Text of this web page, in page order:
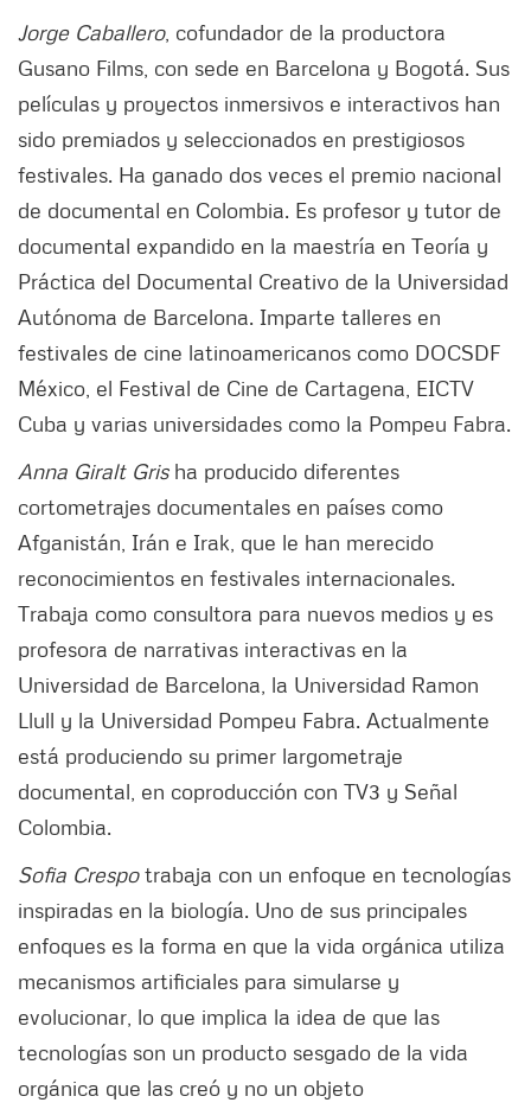
Jorge Caballero, cofundador de la productora
Gusano Films, con sede en Barcelona y Bogotá. Sus
películas y proyectos inmersivos e interactivos han
sido premiados y seleccionados en prestigiosos
festivales. Ha ganado dos veces el premio nacional
de documental en Colombia. Es profesor y tutor de
documental expandido en la maestría en Teoría y
Práctica del Documental Creativo de la Universidad
Autónoma de Barcelona. Imparte talleres en
festivales de cine latinoamericanos como DOCSDF
México, el Festival de Cine de Cartagena, EICTV
Cuba y varias universidades como la Pompeu Fabra.
Anna Giralt Gris ha producido diferentes
cortometrajes documentales en países como
Afganistán, Irán e Irak, que le han merecido
reconocimientos en festivales internacionales.
Trabaja como consultora para nuevos medios y es
profesora de narrativas interactivas en la
Universidad de Barcelona, la Universidad Ramon
Llull y la Universidad Pompeu Fabra. Actualmente
está produciendo su primer largometraje
documental, en coproducción con TV3 y Señal
Colombia.
Sofia Crespotrabaja con un enfoque en tecnologías
inspiradas en la biología. Uno de sus principales
enfoques es la forma en que la vida orgánica utiliza
mecanismos artificiales para simularse y
evolucionar, lo que implica la idea de que las
tecnologías son un producto sesgado de la vida
orgánica que las creó y no un objeto